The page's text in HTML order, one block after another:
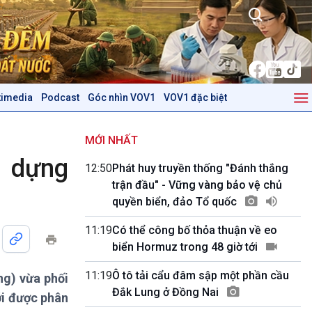
Podcast Góc nhìn VOV1 VOV1 đặc biệt
Trước giờ mở cửa
Dòng chảy Kinh tế
Tuyên chiến với gian lận
thương mại
Mùa vàng
Biển đảo Việt Nam
Tâm tình biên giới và hải
Tìm hiểu biển, đảo Việt
Nam
Podcast
Góc nhìn VOV1
Bình luận
vừa phối
được phân
MỚI NHẤT
12:50Phát huy truyền thống "Đánh thắng
trận đầu" - Vững vàng bảo vệ chủ
quyền biển, đảo Tổ quốc
11:19Có thể công bố thỏa thuận về eo
biển Hormuz trong 48 giờ tới
11:19Ô tô tải cẩu đâm sập một phần cầu
Đắk Lung ở Đồng Nai